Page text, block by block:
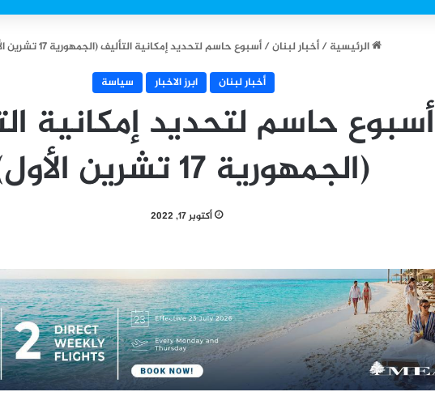
الرئيسية/أخبار لبنان/أسبوع حاسم لتحديد إمكانية التأليف (الجمهورية 17 تشرين الأول)
أخبار لبنان
ابرز الاخبار سياسة
أسبوع حاسم لتحديد إمكانية
(الجمهورية 17 تشرين الأول)
أكتوبر 17, 2022